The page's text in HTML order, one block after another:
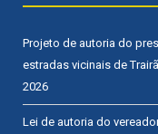
Projeto de autoria do
estradas vicinais de
2026
Lei de autoria do